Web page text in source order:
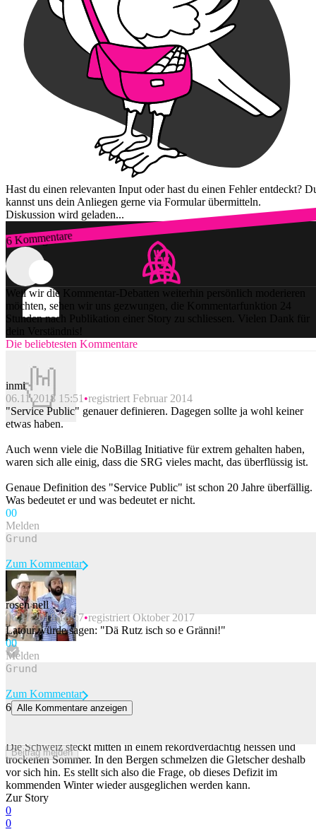
Hast du einen relevanten Input oder hast du einen Fehler entdeckt?
kannst uns dein Anliegen gerne via Formular übermitteln.
Diskussion wird geladen...
6 Kommentare
Zum Login
Weil wir die Kommentar-Debatten weiterhin persönlich moderieren
möchten, sehen wir uns gezwungen, die Kommentarfunktion 24
Stunden nach Publikation einer Story zu schliessen. Vielen Dank für
dein Verständnis!
Die beliebtesten Kommentare
inmi
06.11.2018 15:51 registriert Februar 2014
"Service Public" genauer definieren. Dagegen sollte ja wohl keiner
etwas haben.
Auch wenn viele die NoBillag Initiative für extrem gehalten haben,
waren sich alle einig, dass die SRG vieles macht, das überflüssig ist.
Genaue Definition des "Service Public" ist schon 20 Jahre überfällig.
Was bedeutet er und was bedeutet er nicht.
00
Melden
Beitrag melden
Zum Kommentar
rosen nell
06.11.2018 16:17 registriert Oktober 2017
Latour würde sagen: "Dä Rutz isch so e Gränni!"
00
Melden
Beitrag melden
Zum Kommentar
6 Alle Kommentare anzeigen
Die Schweiz steckt mitten in einem rekordverdächtig heissen und
trockenen Sommer. In den Bergen schmelzen die Gletscher deshalb
vor sich hin. Es stellt sich also die Frage, ob dieses Defizit im
kommenden Winter wieder ausgeglichen werden kann.
Zur Story
0
0